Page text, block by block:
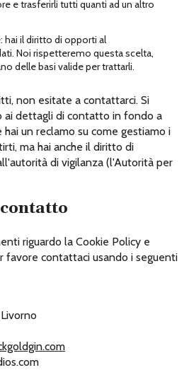
e trasferirli tutti quanti ad un altro
il diritto di opporti al
Noi rispetteremo questa scelta,
delle basi valide per trattarli.
non esitate a contattarci. Si
ai dettagli di contatto in fondo a
hai un reclamo su come gestiamo i
ma hai anche il diritto di
di vigilanza (l'Autorità per
riguardo la Cookie Policy e
favore contattaci usando i seguenti